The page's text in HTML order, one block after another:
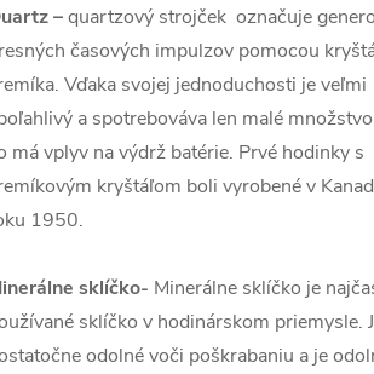
–quartzový strojček označuje
časových impulzov pomocou
Vďaka svojej jednoduchosti je veľmi
a spotrebováva len malé
má vplyv na výdrž batérie. Prvé hodinky s
kryštáľom boli vyrobené v
1950.
sklíčko- Minerálne sklíčko je
sklíčko v hodinárskom priemysle.
odolné voči poškrabaniu a je